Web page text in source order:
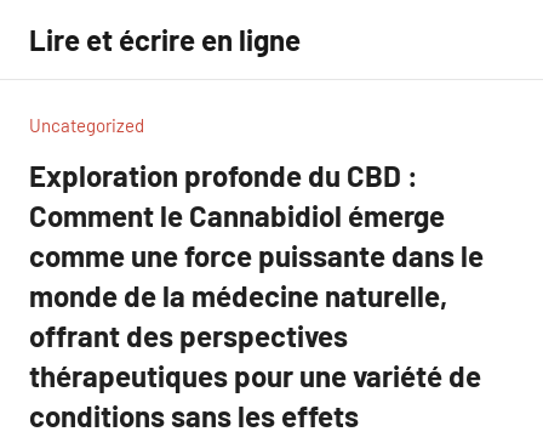
contenu
Lire et écrire en ligne
Uncategorized
Exploration profonde du CBD :
Comment le Cannabidiol émerge
comme une force puissante dans le
monde de la médecine naturelle,
offrant des perspectives
thérapeutiques pour une variété de
conditions sans les effets